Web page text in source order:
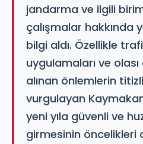
jandarma ve ilgili
çalışmalar hakkında
bilgi aldı. Özellikle
uygulamaları ve
alınan önlemlerin
vurgulayan
yeni yıla güvenli ve
girmesinin öncelikleri